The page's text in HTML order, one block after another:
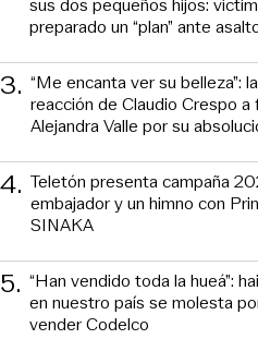
sus dos pequeños hijos:
preparado un “plan” ante
3. “Me encanta ver su belleza”:
reacción de Claudio Crespo a
Alejandra Valle por su
4. Teletón presenta campaña
embajador y un himno con
SINAKA
5. “Han vendido toda la hueá”:
en nuestro país se molesta
vender Codelco